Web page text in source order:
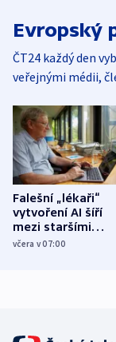
Evropský
ČT24 každý den
veřejnými médii,
Falešní „lékaři“
vytvoření AI šíří
mezi staršími
Poláky
včera v 07:00